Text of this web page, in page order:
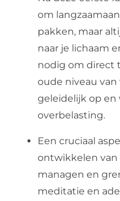
om
pakken, maar
naar je lichaam
nodig om direct
oude niveau
geleidelijk op en
overbelasting.
Een cruciaal
ontwikkelen van
managen en
meditatie en